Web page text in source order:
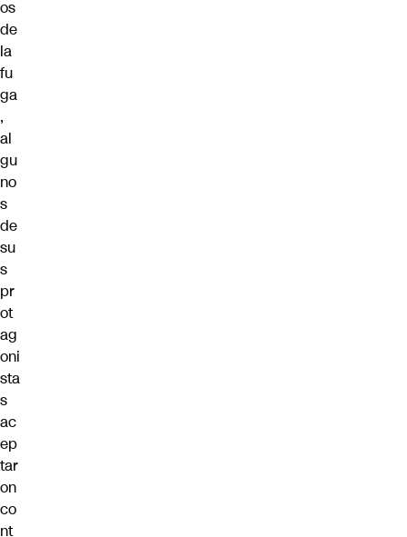
os
de
la
fu
ga
,
al
gu
no
s
de
su
s
pr
ot
ag
oni
sta
s
ac
ep
tar
on
co
nt